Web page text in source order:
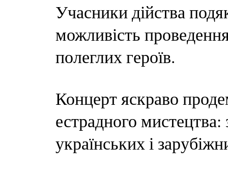
Учасники дійства
можливість
полеглих героїв.
Концерт яскраво
естрадного мистецтва:
українських і